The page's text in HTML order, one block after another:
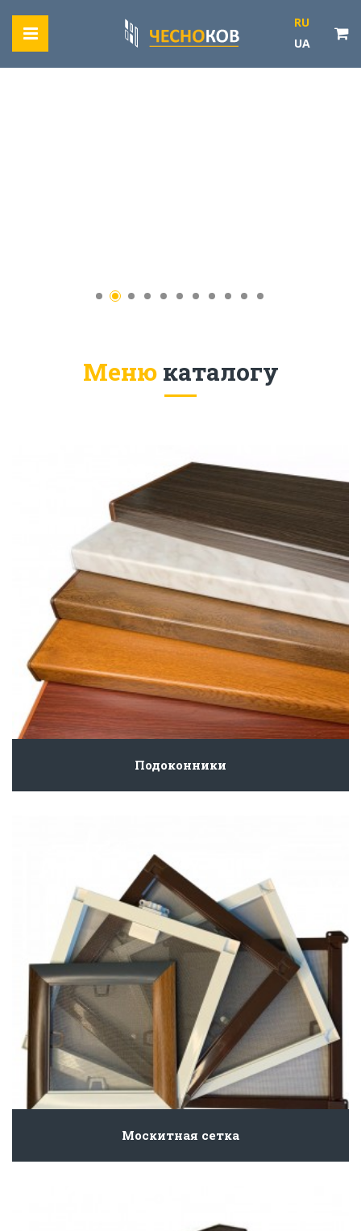
RU
UA
Меню каталогу
Подоконники
Москитная сетка